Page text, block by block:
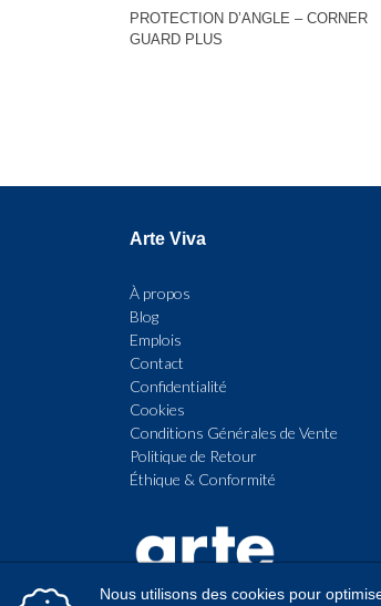
PROTECTION D’ANGLE – CORNER
GUARD PLUS
Arte Viva
À propos
Blog
Emplois
Contact
Confidentialité
Cookies
Conditions Générales de Vente
Politique de Retour
Éthique & Conformité